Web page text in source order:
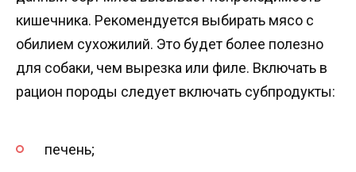
кишечника. Рекомендуется выбирать мясо с
обилием сухожилий. Это будет более полезно
для собаки, чем вырезка или филе. Включать в
рацион породы следует включать субпродукты:
печень;